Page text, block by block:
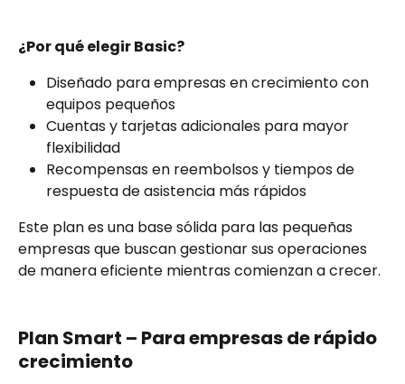
¿Por qué elegir Basic?
Diseñado para empresas en crecimiento con
equipos pequeños
Cuentas y tarjetas adicionales para mayor
flexibilidad
Recompensas en reembolsos y tiempos de
respuesta de asistencia más rápidos
Este plan es una base sólida para las pequeñas
empresas que buscan gestionar sus operaciones
de manera eficiente mientras comienzan a crecer.
Plan Smart – Para empresas de rápido
crecimiento